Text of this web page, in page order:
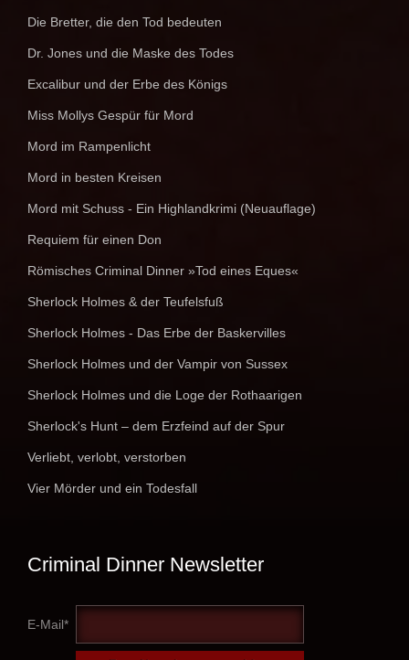
Die Bretter, die den Tod bedeuten
Dr. Jones und die Maske des Todes
Excalibur und der Erbe des Königs
Miss Mollys Gespür für Mord
Mord im Rampenlicht
Mord in besten Kreisen
Mord mit Schuss - Ein Highlandkrimi (Neuauflage)
Requiem für einen Don
Römisches Criminal Dinner »Tod eines Eques«
Sherlock Holmes & der Teufelsfuß
Sherlock Holmes - Das Erbe der Baskervilles
Sherlock Holmes und der Vampir von Sussex
Sherlock Holmes und die Loge der Rothaarigen
Sherlock's Hunt – dem Erzfeind auf der Spur
Verliebt, verlobt, verstorben
Vier Mörder und ein Todesfall
Criminal Dinner Newsletter
E-Mail*